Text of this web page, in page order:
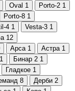
Oval 1 Porto-2 1
Porto-8 1
4 1 Vesta-3 1
12
Арса 1 Астра 1
1 Бинар 2 1
Гладкое 1
8 Дерби 2